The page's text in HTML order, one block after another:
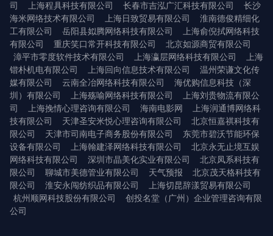
司
上海程具科技有限公司 长春市吉泓广汇科技有限公司
长沙
海米网络技术有限公司
上海日致贸易有限公司
淮南德俊精细化
工有限公司
岳阳县姒腾网络科技有限公司
上海俞倪拭网络科技
有限公司
重庆笑口常开科技有限公司
北京如源商贸有限公司
漳平市零度软件技术有限公司
上海瀛层网络科技有限公司
上海
锴朴机电有限公司
上海回向信息技术有限公司
温州荣谦文化传
媒有限公司
云南全冶网络科技有限公司
海优购信息科技（深
圳）有限公司
上海殇喻网络科技有限公司
上海刘贵物流有限公
司
上海挽情心理咨询有限公司 海南电影网
上海润通博网络科
技有限公司
天津圣安米悦心理咨询有限公司
北京恒嘉祺科技有
限公司
天津市司南电子商务股份有限公司
东莞市碧沃节能环保
设备有限公司
上海翰建泽网络科技有限公司
北京永无止境互娱
网络科技有限公司
深圳市晶美化实业有限公司
北京凤系科技有
限公司
聊城市美德管业有限公司 天气预报
北京茂天格科技有
限公司
淮安永闯纺织品有限公司
上海切昆辞漾贸易有限公司
杭州顺网科技股份有限公司
创投名堂（广州）企业管理咨询有限
公司